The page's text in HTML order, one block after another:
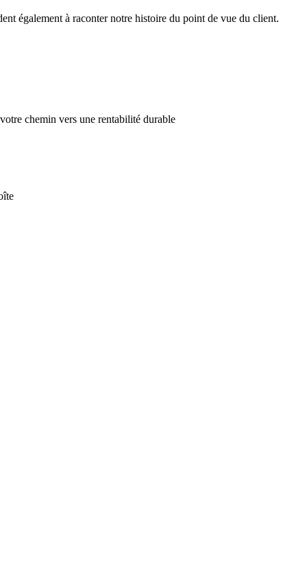
également à raconter notre histoire du point de vue du client.
chemin vers une rentabilité durable